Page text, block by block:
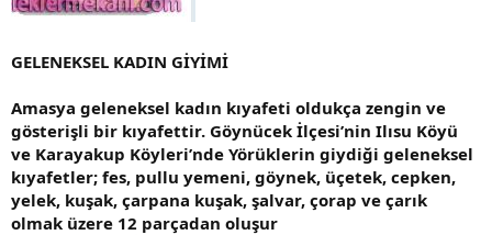
GELENEKSEL KADIN GİYİMİ
Amasya geleneksel kadın kıyafeti oldukça zengin ve
gösterişli bir kıyafettir. Göynücek İlçesi’nin Ilısu Köyü
ve Karayakup Köyleri’nde Yörüklerin giydiği geleneksel
kıyafetler; fes, pullu yemeni, göynek, üçetek, cepken,
yelek, kuşak, çarpana kuşak, şalvar, çorap ve çarık
olmak üzere 12 parçadan oluşur